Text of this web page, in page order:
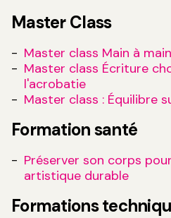
Master Class
Master class Main à main
Master class Écriture
l'acrobatie
Master class : Équilibre
Formation santé
Préserver son corps
artistique durable
Formations